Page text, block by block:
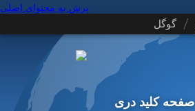
پرش به محتوای اصلی
/ گوگل
صفحه کلید دری